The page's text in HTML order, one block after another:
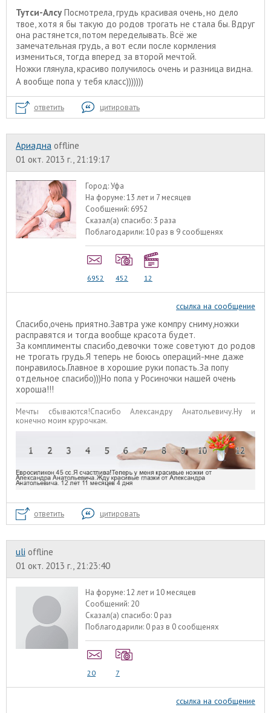
Тутси-Алсу Посмотрела, грудь красивая очень, но дело
твое, хотя я бы такую до родов трогать не стала бы. Вдруг
она растянется, потом переделывать. Всё же
замечательная грудь, а вот если после кормления
измениться, тогда вперед за второй мечтой.
Ножки глянула, красиво получилось очень и разница видна.
А вообще попа у тебя класс)))))))
ответить цитировать
Ариадна offline
01 окт. 2013 г., 21:19:17
Город:Уфа
На форуме:13 лет и 7 месяцев
Сообщений: 6952
Сказал(а) спасибо: 3 раза
Поблагодарили:10 раз в 9 сообщенях
6952 452 12
ссылка на сообщение
Спасибо,очень приятно.Завтра уже компру сниму,ножки
расправятся и тогда вообще красота будет.
За комплименты спасибо,девочки тоже советуют до родов
не трогать грудь.Я теперь не боюсь операций-мне даже
понравилось.Главное в хорошие руки попасть.За попу
отдельное спасибо)))Но попа у Росиночки нашей очень
хороша!!!
Мечты сбываются!Спасибо Александру Анатольевичу.Ну и
конечно моим крурочкам.
ответить цитировать
uli offline
01 окт. 2013 г., 21:23:40
На форуме:12 лет и 10 месяцев
Сообщений: 20
Сказал(а) спасибо: 0 раз
Поблагодарили: 0 раз в 0 сообщенях
20 7
ссылка на сообщение